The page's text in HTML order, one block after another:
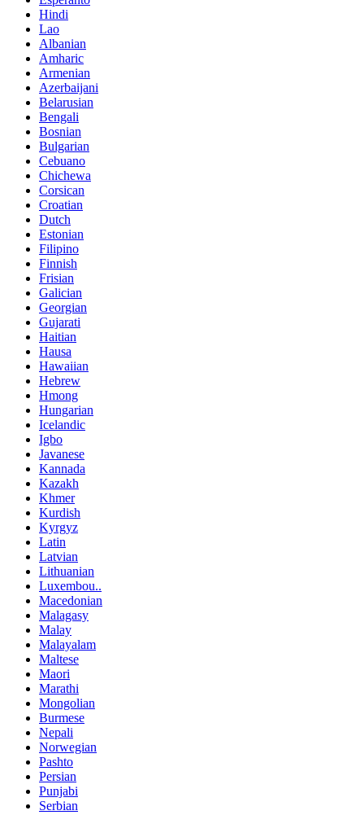
Hindi
Lao
Albanian
Amharic
Armenian
Azerbaijani
Belarusian
Bengali
Bosnian
Bulgarian
Cebuano
Chichewa
Corsican
Croatian
Dutch
Estonian
Filipino
Finnish
Frisian
Galician
Georgian
Gujarati
Haitian
Hausa
Hawaiian
Hebrew
Hmong
Hungarian
Icelandic
Igbo
Javanese
Kannada
Kazakh
Khmer
Kurdish
Kyrgyz
Latin
Latvian
Lithuanian
Luxembou..
Macedonian
Malagasy
Malay
Malayalam
Maltese
Maori
Marathi
Mongolian
Burmese
Nepali
Norwegian
Pashto
Persian
Punjabi
Serbian